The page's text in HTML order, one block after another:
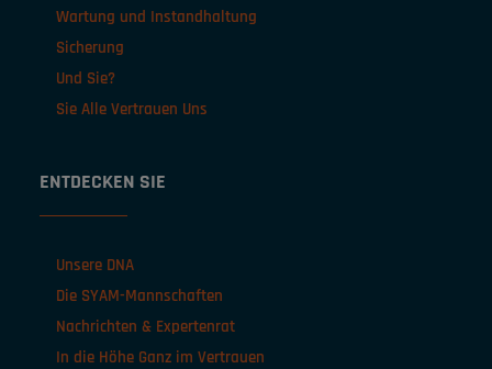
Wartung und Instandhaltung
Sicherung
Und Sie?
Sie Alle Vertrauen Uns
ENTDECKEN SIE
Unsere DNA
Die SYAM-Mannschaften
Nachrichten & Expertenrat
In die Höhe Ganz im Vertrauen